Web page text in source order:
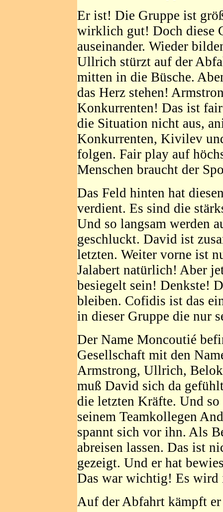
Er ist! Die Gruppe ist
wirklich gut! Doch diese
auseinander. Wieder
Ullrich stürzt auf der
mitten in die Büsche.
das Herz stehen!
Konkurrenten! Das ist
die Situation nicht aus,
Konkurrenten, Kivilev
folgen. Fair play auf
Menschen braucht der
Das Feld hinten hat
verdient. Es sind die
Und so langsam werden
geschluckt. David ist
letzten. Weiter vorne ist
Jalabert natürlich! Aber
besiegelt sein! Denkste!
bleiben. Cofidis ist das
in dieser Gruppe die nur
Der Name Moncoutié
Gesellschaft mit den
Armstrong, Ullrich,
muß David sich da
die letzten Kräfte. Und
seinem Teamkollegen
spannt sich vor ihn. Als
abreisen lassen. Das ist
gezeigt. Und er hat
Das war wichtig! Es wird
Auf der Abfahrt kämpft